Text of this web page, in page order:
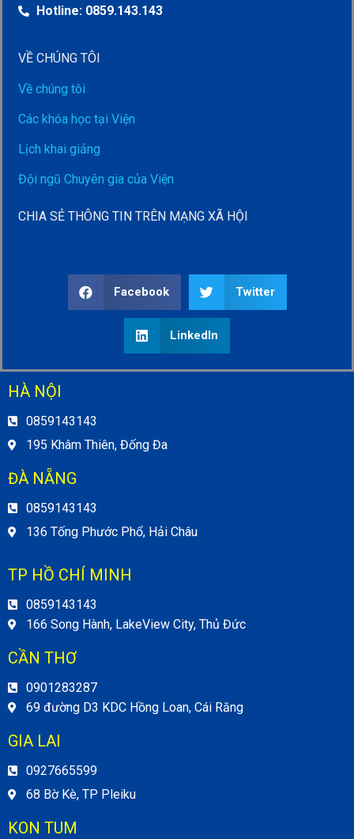
Hotline: 0859.143.143
VỀ CHÚNG TÔI
Về chúng tôi
Các khóa học tại Viện
Lịch khai giảng
Đội ngũ Chuyên gia của Viện
CHIA SẺ THÔNG TIN TRÊN MẠNG XÃ HỘI
Facebook Twitter
LinkedIn
HÀ NỘI
0859143143
195 Khâm Thiên, Đống Đa
ĐÀ NẴNG
0859143143
136 Tống Phước Phổ, Hải Châu
TP HỒ CHÍ MINH
0859143143
166 Song Hành, LakeView City, Thủ Đức
CẦN THƠ
0901283287
69 đường D3 KDC Hồng Loan, Cái Răng
GIA LAI
0927665599
68 Bờ Kè, TP Pleiku
KON TUM